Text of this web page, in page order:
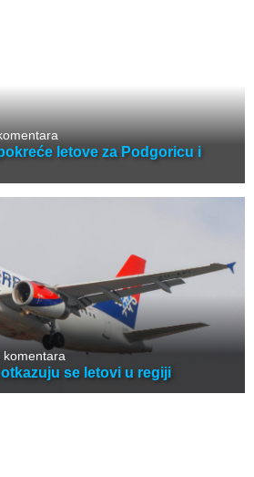
letove za Podgoricu i
se letovi u regiji